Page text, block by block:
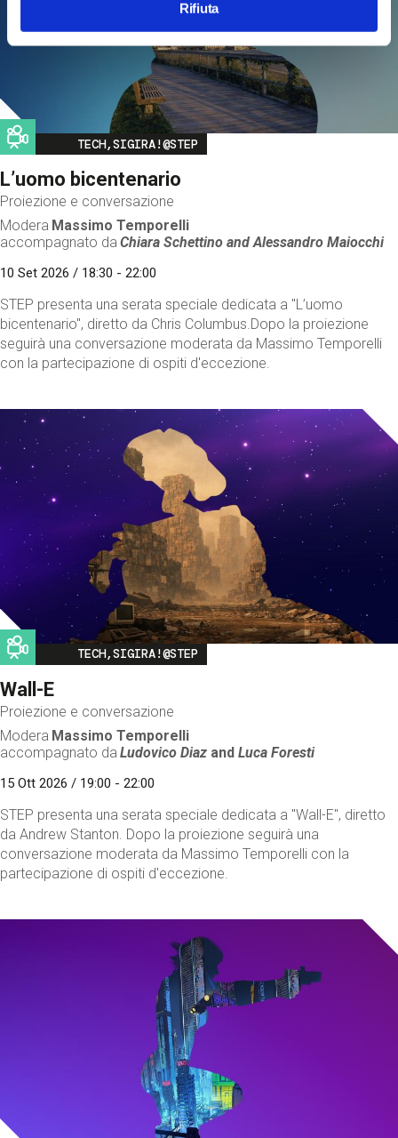
Rifiuta
Image
TECH,SIGIRA!@STEP
L’uomo bicentenario
Proiezione e conversazione
Modera Massimo Temporelli
accompagnato da Chiara Schettino andAlessandro Maiocchi
10 Set 2026 / 18:30 - 22:00
STEP presenta una serata speciale dedicata a "L’uomo
bicentenario", diretto da Chris Columbus.Dopo la proiezione
seguirà una conversazione moderata da Massimo Temporelli
con la partecipazione di ospiti d'eccezione.
Image
TECH,SIGIRA!@STEP
Wall-E
Proiezione e conversazione
Modera Massimo Temporelli
accompagnato da Ludovico Diaz andLuca Foresti
15 Ott 2026 / 19:00 - 22:00
STEP presenta una serata speciale dedicata a "Wall-E", diretto
da Andrew Stanton. Dopo la proiezione seguirà una
conversazione moderata da Massimo Temporelli con la
partecipazione di ospiti d'eccezione.